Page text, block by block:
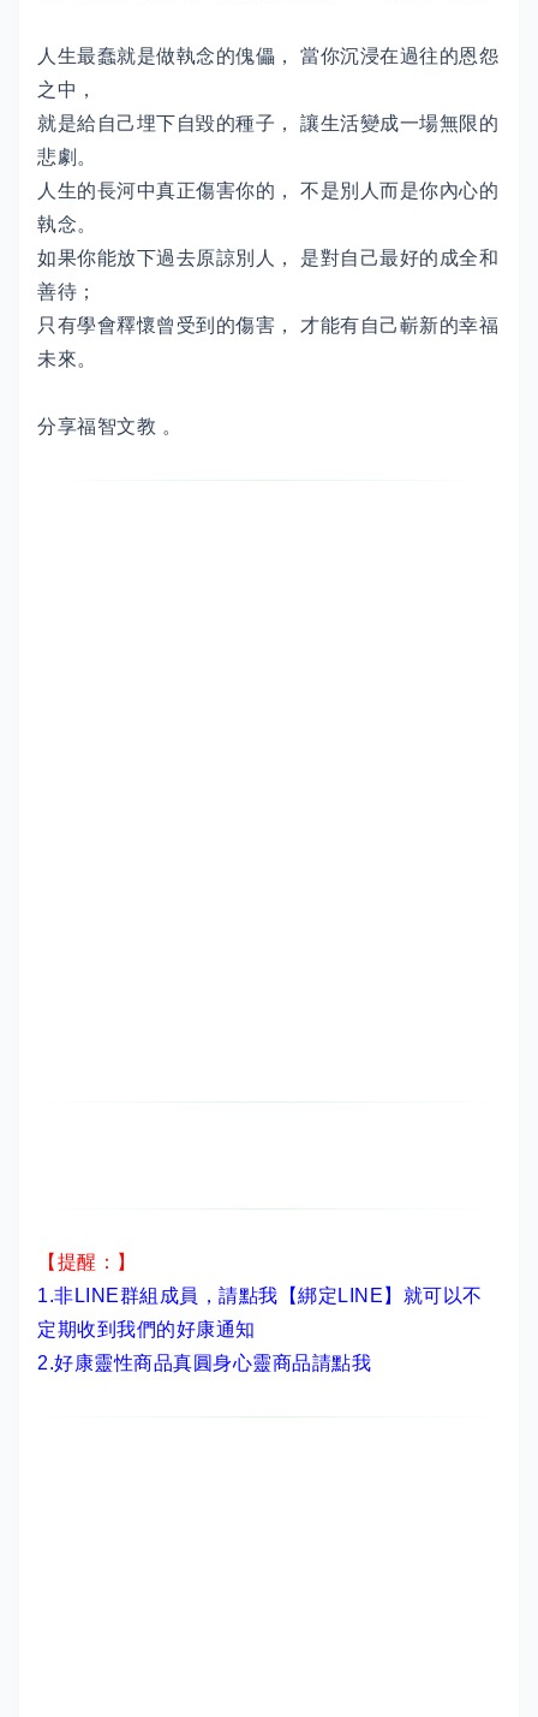
人生最蠢就是做執念的傀儡， 當你沉浸在過往的恩怨
之中，
就是給自己埋下自毀的種子， 讓生活變成一場無限的
悲劇。
人生的長河中真正傷害你的， 不是別人而是你內心的
執念。
如果你能放下過去原諒別人， 是對自己最好的成全和
善待；
只有學會釋懷曾受到的傷害， 才能有自己嶄新的幸福
未來。
分享福智文教 。
【提醒：】
1.非LINE群組成員， 請點我【綁定LINE】 就可以不
定期收到我們的好康通知
2.好康靈性商品真圓身心靈商品請點我